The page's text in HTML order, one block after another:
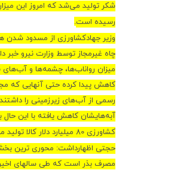
رسیده است.
وزیر جهادکشاورزی از مسدود شدن
چاه غیرمجاز توسط وزارت نیرو خبر
میزان رواناب‌ها، چشمه‌ها و
کاهش پیدا کرده حتی آنهایی که
رسمی از آب‌های زیرزمینی را
آبه‌هایشان کاهش یافته با این
کشاورزی 80 میلیارد دلار کالا تولید می کند
حجتی اظهارداشت: محوری ترین
مصرف بذر است که طی سالهای اخیر